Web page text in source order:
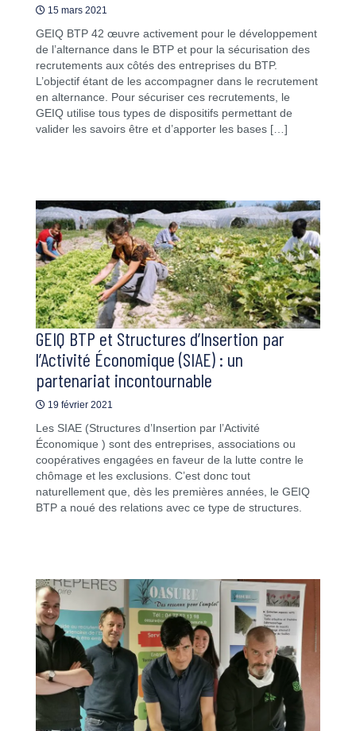
15 mars 2021
GEIQ BTP 42 œuvre activement pour le développement
de l’alternance dans le BTP et pour la sécurisation des
recrutements aux côtés des entreprises du BTP.
L’objectif étant de les accompagner dans le recrutement
en alternance. Pour sécuriser ces recrutements, le
GEIQ utilise tous types de dispositifs permettant de
valider les savoirs être et d’apporter les bases […]
GEIQ BTP et Structures d’Insertion par
l’Activité Économique (SIAE) : un
partenariat incontournable
19 février 2021
Les SIAE (Structures d’Insertion par l’Activité
Économique ) sont des entreprises, associations ou
coopératives engagées en faveur de la lutte contre le
chômage et les exclusions. C’est donc tout
naturellement que, dès les premières années, le GEIQ
BTP a noué des relations avec ce type de structures.